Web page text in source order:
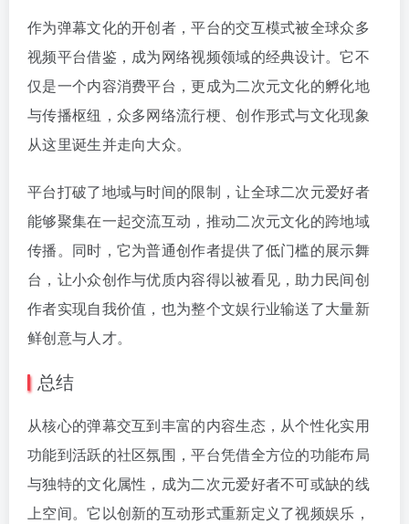
作为弹幕文化的开创者，平台的交互模式被全球众多
视频平台借鉴，成为网络视频领域的经典设计。它不
仅是一个内容消费平台，更成为二次元文化的孵化地
与传播枢纽，众多网络流行梗、创作形式与文化现象
从这里诞生并走向大众。
平台打破了地域与时间的限制，让全球二次元爱好者
能够聚集在一起交流互动，推动二次元文化的跨地域
传播。同时，它为普通创作者提供了低门槛的展示舞
台，让小众创作与优质内容得以被看见，助力民间创
作者实现自我价值，也为整个文娱行业输送了大量新
鲜创意与人才。
总结
从核心的弹幕交互到丰富的内容生态，从个性化实用
功能到活跃的社区氛围，平台凭借全方位的功能布局
与独特的文化属性，成为二次元爱好者不可或缺的线
上空间。它以创新的互动形式重新定义了视频娱乐，